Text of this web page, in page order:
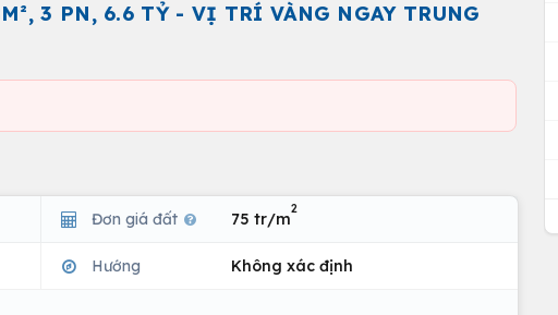
3 PN, 6.6 TỶ - VỊ TRÍ VÀNG NGAY TRUNG
Đơn giá đất 75 tr/m
2
Hướng Không xác định